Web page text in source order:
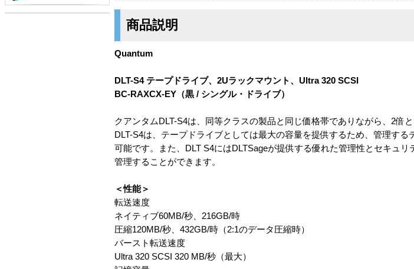
商品説明
Quantum
DLT-S4 テープドライブ、2Uラックマウント、Ultra 320 SCSI
BC-RAXCX-EY（黒 / シングル・ドライブ）
クアンタムDLT-S4は、同等クラスの製品と同じ価格帯でありながら、2倍
DLT-S4は、テープドライブとしては最大の容量を提供するため、管理す
可能です。また、DLT S4にはDLTSageが提供する優れた管理性とセキュ
管理することができます。
＜性能＞
転送速度
ネイティブ60MB/秒、216GB/時
圧縮120MB/秒、432GB/時（2:1のデータ圧縮時）
バースト転送速度
Ultra 320 SCSI 320 MB/秒（最大）